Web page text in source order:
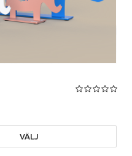
VÄLJ